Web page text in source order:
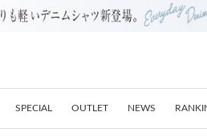
SPECIAL OUTLET NEWS